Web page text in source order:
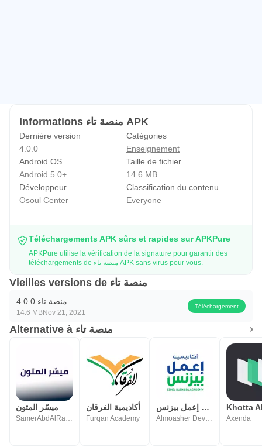
Informations منصة تاء APK
Dernière version
4.0.0
Catégories
Enseignement
Android OS
Android 5.0+
Taille de fichier
14.6 MB
Développeur
Osoul Center
Classification du contenu
Everyone
Téléchargements APK sûrs et rapides sur APKPure
APKPure utilise la vérification de la signature pour garantir des
téléchargements de منصة تاء APK sans virus pour vous.
Vieilles versions de منصة تاء
منصة تاء 4.0.0
14.6 MBNov 21, 2021
Téléchargement
Alternative à منصة تاء
ميسّر المتون
SamerAbdAlRahmanQadi
أكاديمية الفرقان
Furqan Academy
أكاديمية إعمل بيزنس
Almoasher Developers Team Axenda